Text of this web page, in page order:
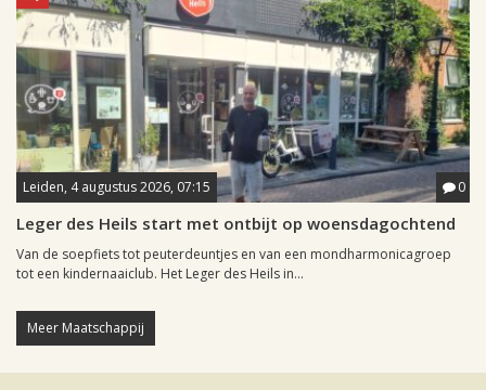
Leiden, 4 augustus 2026, 07:15 0
Leger des Heils start met ontbijt op woensdagochtend
Van de soepfiets tot peuterdeuntjes en van een mondharmonicagroep
tot een kindernaaiclub. Het Leger des Heils in...
Meer Maatschappij